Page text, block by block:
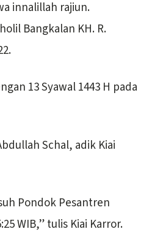
innalillah rajiun.
Bangkalan KH. R.
13 Syawal 1443 H pada
Schal, adik Kiai
Pondok Pesantren
WIB,” tulis Kiai Karror.